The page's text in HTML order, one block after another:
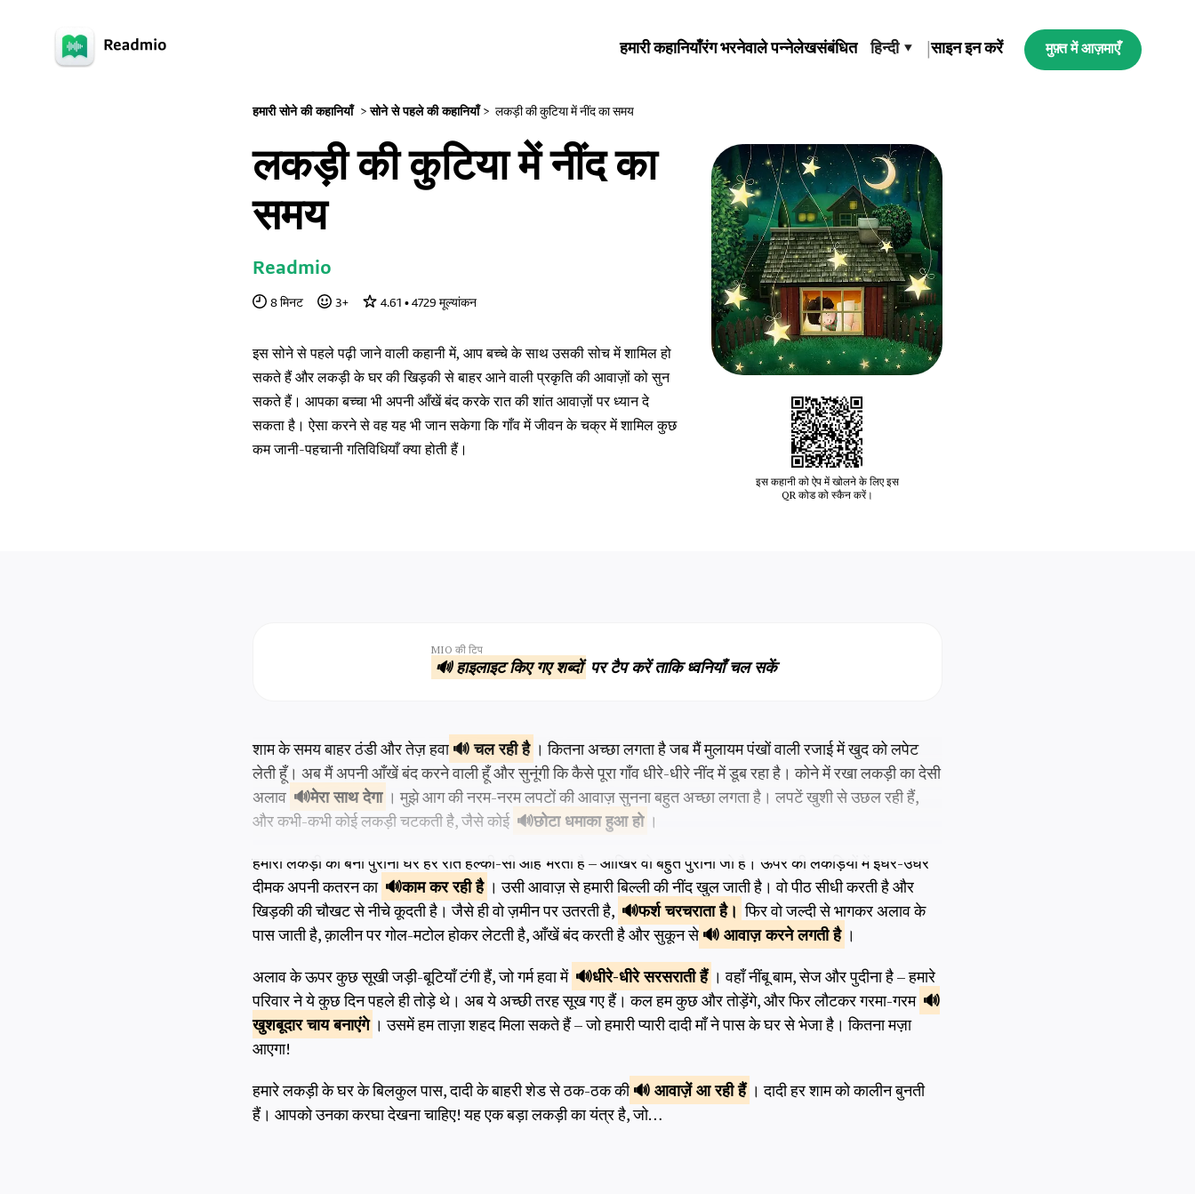
हमारी कहानियाँरंग भरनेवाले पन्नेलेखसंबंधित हिन्दी ▾ |साइन इन करें मुफ़्त में आज़माएँ
हमारी सोने की कहानियाँ > सोने से पहले की कहानियाँ > लकड़ी की कुटिया में नींद का समय
लकड़ी की कुटिया में नींद का
समय
Readmio
8 मिनट 3+ 4.61 • 4729 मूल्यांकन
इस सोने से पहले पढ़ी जाने वाली कहानी में, आप बच्चे के साथ उसकी सोच में शामिल हो
सकते हैं और लकड़ी के घर की खिड़की से बाहर आने वाली प्रकृति की आवाज़ों को सुन
सकते हैं। आपका बच्चा भी अपनी आँखें बंद करके रात की शांत आवाज़ों पर ध्यान दे
सकता है। ऐसा करने से वह यह भी जान सकेगा कि गाँव में जीवन के चक्र में शामिल कुछ
कम जानी-पहचानी गतिविधियाँ क्या होती हैं।
इस कहानी को ऐप में खोलने के लिए इस
QR कोड को स्कैन करें।
MIO की टिप
🔊 हाइलाइट किए गए शब्दोंपर टैप करें ताकि ध्वनियाँ चल सकें
शाम के समय बाहर ठंडी और तेज़ हवा चलरही है । कितना अच्छा लगता है जब मैं मुलायम पंखों वाली रजाई में खुद को लपेट
लेती हूँ। अब मैं अपनी आँखें बंद करने वाली हूँ और सुनूंगी कि कैसे पूरा गाँव धीरे-धीरे नींद में डूब रहा है। कोने में रखा लकड़ी का देसी
अलाव
मेरासाथ देगा । मुझे आग की नरम-नरम लपटों की आवाज़ सुनना बहुत अच्छा लगता है। लपटें खुशी से उछल रही हैं,
और कभी-कभी कोई लकड़ी चटकती है, जैसे कोई
छोटा धमाकाहुआ हो ।
हमारा लकड़ी का बना पुराना घर हर रात हल्की-सी आह भरता है – आखिर वो बहुत पुराना जो है। ऊपर की लकड़ियों में इधर-उधर
दीमक अपनी कतरन का
कामकर रही है । उसी आवाज़ से हमारी बिल्ली की नींद खुल जाती है। वो पीठ सीधी करती है और
खिड़की की चौखट से नीचे कूदती है। जैसे ही वो ज़मीन पर उतरती है,
फर्शचरचराता है। फिर वो जल्दी से भागकर अलाव के
पास जाती है, क़ालीन पर गोल-मटोल होकर लेटती है, आँखें बंद करती है और सुकून से
आवाज़ करनेलगती है ।
अलाव के ऊपर कुछ सूखी जड़ी-बूटियाँ टंगी हैं, जो गर्म हवा में
धीरे-धीरेसरसराती हैं । वहाँ नींबू बाम, सेज और पुदीना है – हमारे
परिवार ने ये कुछ दिन पहले ही तोड़े थे। अब ये अच्छी तरह सूख गए हैं। कल हम कुछ और तोड़ेंगे, और फिर लौटकर गरमा-गरम
खुशबूदारचाय बनाएंगे । उसमें हम ताज़ा शहद मिला सकते हैं – जो हमारी प्यारी दादी माँ ने पास के घर से भेजा है। कितना मज़ा
आएगा!
हमारे लकड़ी के घर के बिलकुल पास, दादी के बाहरी शेड से ठक-ठक की
आवाज़ेंआ रही हैं । दादी हर शाम को कालीन बुनती
हैं। आपको उनका करघा देखना चाहिए! यह एक बड़ा लकड़ी का यंत्र है, जो…